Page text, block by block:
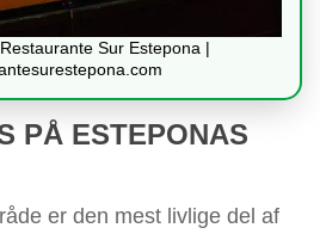
Sur Estepona |
PÅ ESTEPONAS
er den mest livlige del af